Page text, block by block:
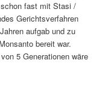
fast mit Stasi /
Gerichtsverfahren
aufgab und zu
bereit war.
5 Generationen wäre